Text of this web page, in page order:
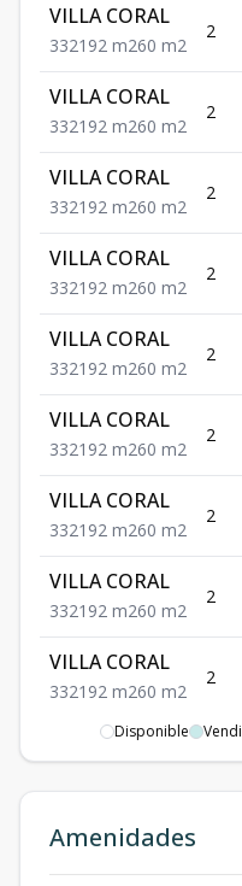
VILLA CORAL
332192 m260 m2
2
VILLA CORAL
332192 m260 m2
2
VILLA CORAL
332192 m260 m2
2
VILLA CORAL
332192 m260 m2
2
VILLA CORAL
332192 m260 m2
2
VILLA CORAL
332192 m260 m2
2
VILLA CORAL
332192 m260 m2
2
VILLA CORAL
332192 m260 m2
2
VILLA CORAL
332192 m260 m2
2
Disponible
Amenidades